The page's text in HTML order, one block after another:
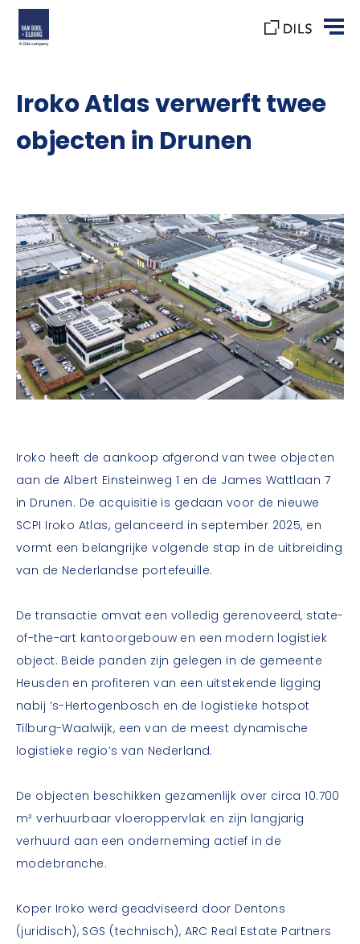
Iroko Atlas verwerft twee
objecten in Drunen
Iroko heeft de aankoop afgerond van twee objecten
aan de Albert Einsteinweg 1 en de James Wattlaan 7
in Drunen. De acquisitie is gedaan voor de nieuwe
SCPI Iroko Atlas, gelanceerd in september 2025, en
vormt een belangrijke volgende stap in de uitbreiding
van de Nederlandse portefeuille.
De transactie omvat een volledig gerenoveerd, state-
of-the-art kantoorgebouw en een modern logistiek
object. Beide panden zijn gelegen in de gemeente
Heusden en profiteren van een uitstekende ligging
nabij ’s-Hertogenbosch en de logistieke hotspot
Tilburg-Waalwijk, een van de meest dynamische
logistieke regio’s van Nederland.
De objecten beschikken gezamenlijk over circa 10.700
m² verhuurbaar vloeroppervlak en zijn langjarig
verhuurd aan een onderneming actief in de
modebranche.
Koper Iroko werd geadviseerd door Dentons
(juridisch), SGS (technisch), ARC Real Estate Partners